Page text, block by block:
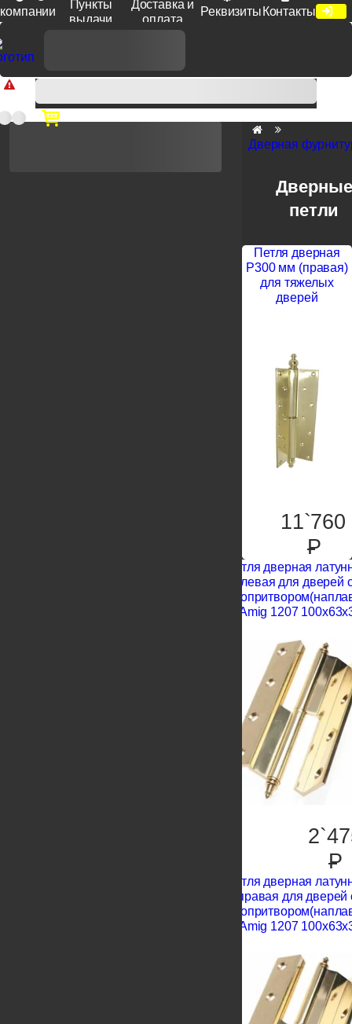
компании
Пункты
выдачи
Доставка и
оплата
Реквизиты Контакты
Доп. скидка от цен на сайте 7% при заказе от 50 тыс. руб
продукции Venezia, Fratelli, Tupai, Extreza, Melodia, Forme при
оплате по счету.
Дверная
Дверные
петли
Петля дверная
P300 мм (правая)
для тяжелых
дверей
11`760
P
Петля дверная
левая для дверей
Amig 1207
P
Петля дверная
правая для дверей
Amig 1207